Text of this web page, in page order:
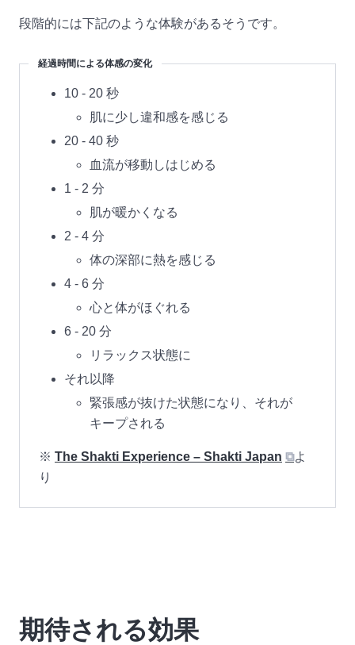
段階的には下記のような体験があるそうです。
経過時間による体感の変化
10 - 20 秒
肌に少し違和感を感じる
20 - 40 秒
血流が移動しはじめる
1 - 2 分
肌が暖かくなる
2 - 4 分
体の深部に熱を感じる
4 - 6 分
心と体がほぐれる
6 - 20 分
リラックス状態に
それ以降
緊張感が抜けた状態になり、それが
キープされる
※ The Shakti Experience – Shakti Japan ⧉よ
り
期待される効果